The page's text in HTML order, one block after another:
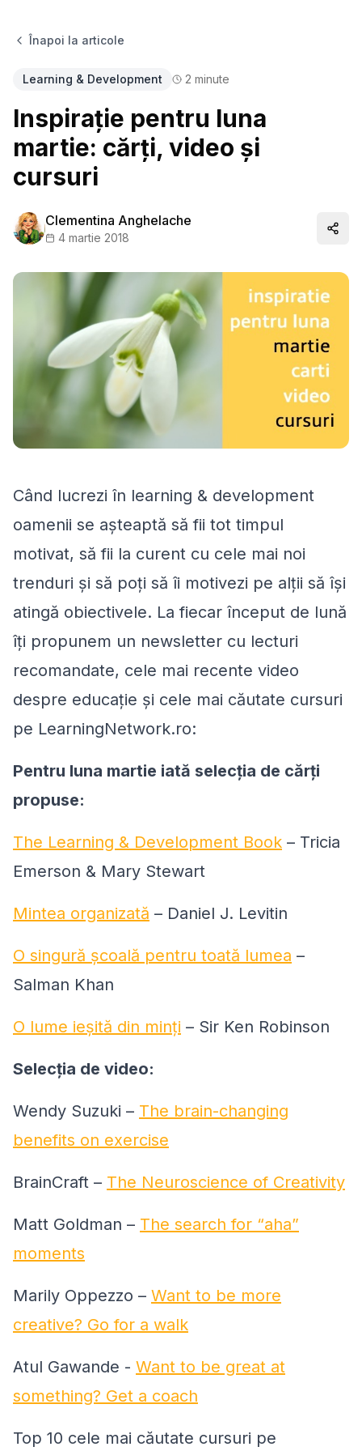
Înapoi la articole
Learning & Development 2 minute
Inspirație pentru luna
martie: cărți, video și
cursuri
Clementina Anghelache
4 martie 2018
Când lucrezi în learning & development
oamenii se așteaptă să fii tot timpul
motivat, să fii la curent cu cele mai noi
trenduri și să poți să îi motivezi pe alții să își
atingă obiectivele. La fiecar început de lună
îți propunem un newsletter cu lecturi
recomandate, cele mai recente video
despre educație și cele mai căutate cursuri
pe LearningNetwork.ro:
Pentru luna martie iată selecția de cărți
propuse:
The Learning & Development Book – Tricia
Emerson & Mary Stewart
Mintea organizată – Daniel J. Levitin
O singură școală pentru toată lumea –
Salman Khan
O lume ieșită din minți – Sir Ken Robinson
Selecția de video:
Wendy Suzuki – The brain-changing
benefits on exercise
BrainCraft – The Neuroscience of Creativity
Matt Goldman – The search for “aha”
moments
Marily Oppezzo – Want to be more
creative? Go for a walk
Atul Gawande - Want to be great at
something? Get a coach
Top 10 cele mai căutate cursuri pe